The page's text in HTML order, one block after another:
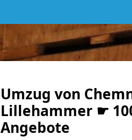
Umzug von
Lillehammer ☛
Angebote